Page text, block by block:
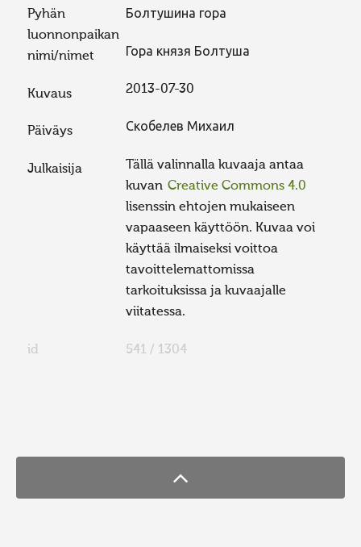
Pyhän
luonnonpaikan
nimi/nimet
Болтушина гора
Kuvaus
Гора князя Болтуша
Päiväys
2013-07-30
Julkaisija
Скобелев Михаил
Tällä valinnalla kuvaaja antaa
kuvan Creative Commons 4.0
lisenssin ehtojen mukaiseen
vapaaseen käyttöön. Kuvaa voi
käyttää ilmaiseksi voittoa
tavoittelemattomissa
tarkoituksissa ja kuvaajalle
viitatessa.
id 541 / 1304